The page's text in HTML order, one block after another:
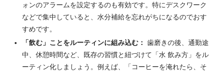
ォンのアラームを設定するのも有効です。特にデスクワーク
などで集中していると、水分補給を忘れがちになるのでおす
すめです。
「飲む」ことをルーティンに組み込む： 歯磨きの後、通勤途
中、休憩時間など、既存の習慣と紐づけて「水 飲み方」をル
ーティン化しましょう。例えば、「コーヒーを淹れたら、そ